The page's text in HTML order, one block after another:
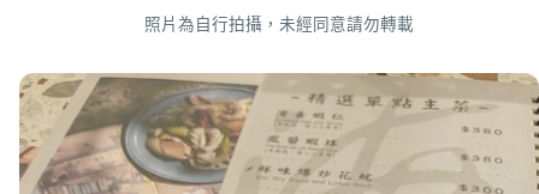
照片為自行拍攝，未經同意請勿轉載